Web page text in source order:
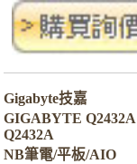
Gigabyte技嘉
GIGABYTE
Q2432A
NB筆電/平板/AIO